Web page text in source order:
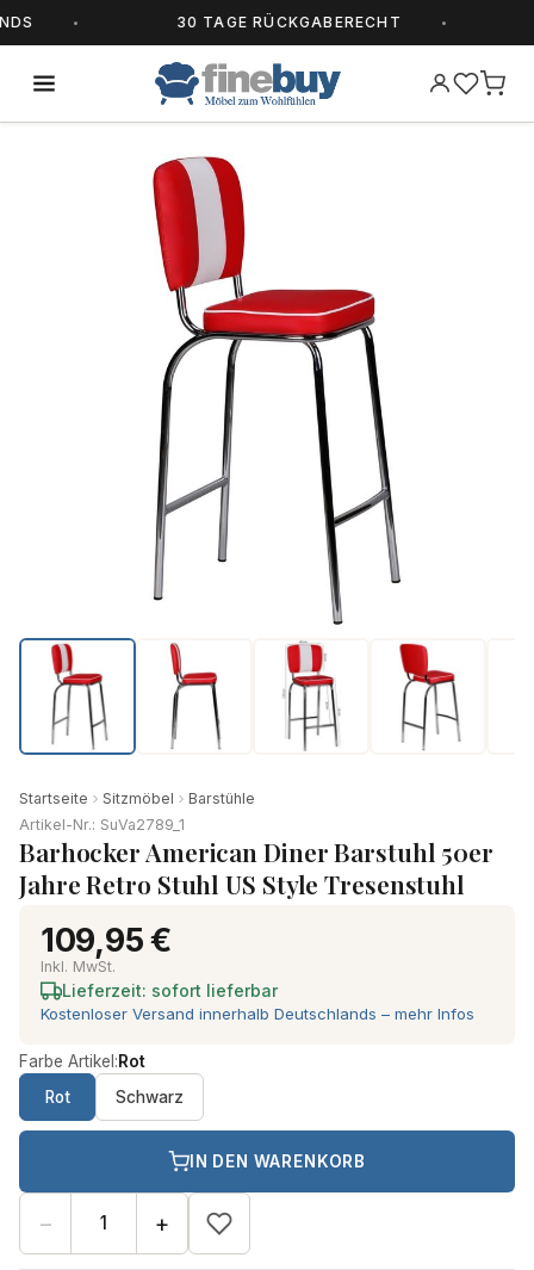
30 TAGE RÜCKGABERECHT
Startseite Sitzmöbel
Barstühle
Artikel-Nr.: SuVa2789_1
Barhocker American Diner Barstuhl 50er
Jahre Retro Stuhl US Style Tresenstuhl
109,95 €
Inkl. MwSt.
Lieferzeit: sofort lieferbar
Kostenloser Versand innerhalb Deutschlands – mehr Infos
Farbe Artikel:Rot
Rot
Schwarz
− +
IN DEN WARENKORB